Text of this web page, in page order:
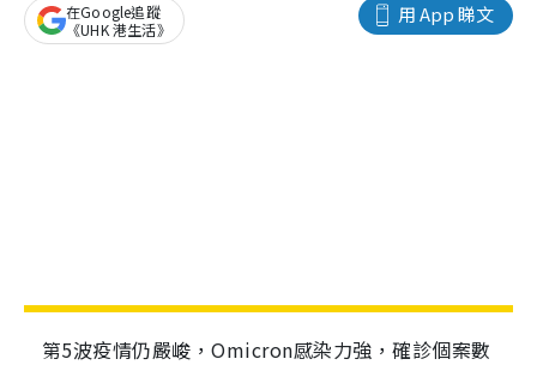
用 App 睇文
在Google追蹤
《UHK 港生活》
第5波疫情仍嚴峻，Omicron感染力強，確診個案數